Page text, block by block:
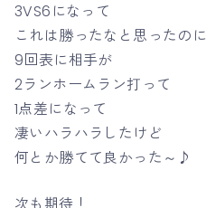
3VS6になって
これは勝ったなと思ったのに
9回表に相手が
2ランホームラン打って
1点差になって
凄いハラハラしたけど
何とか勝てて良かった～♪